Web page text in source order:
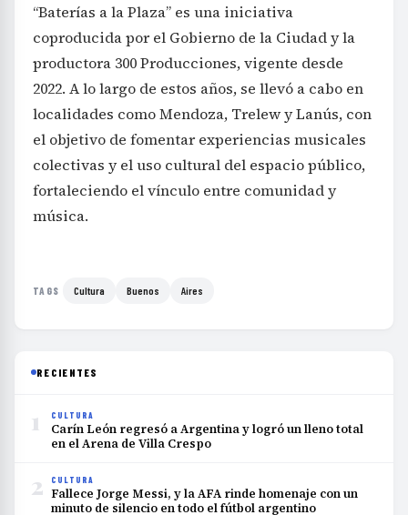
“Baterías a la Plaza” es una iniciativa
coproducida por el Gobierno de la Ciudad y la
productora 300 Producciones, vigente desde
2022. A lo largo de estos años, se llevó a cabo en
localidades como Mendoza, Trelew y Lanús, con
el objetivo de fomentar experiencias musicales
colectivas y el uso cultural del espacio público,
fortaleciendo el vínculo entre comunidad y
música.
TAGS Cultura Buenos Aires
RECIENTES
1 CULTURA
Carín León regresó a Argentina y logró un lleno total
en el Arena de Villa Crespo
2 CULTURA
Fallece Jorge Messi, y la AFA rinde homenaje con un
minuto de silencio en todo el fútbol argentino